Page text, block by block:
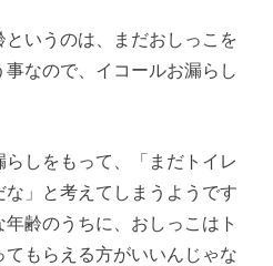
いうのは、まだおしっこを
なので、イコールお漏らし
しをもって、「まだトイレ
」と考えてしまうようです
齢のうちに、おしっこはト
もらえる方がいいんじゃな